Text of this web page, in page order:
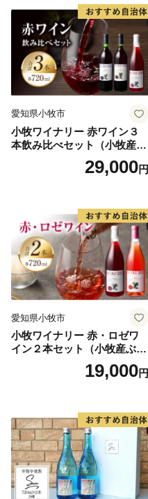
愛知県小牧市
小牧ワイナリー 赤ワイン３
本飲み比べセット（小牧産ぶ
どう100％使用）29,000円
愛知県小牧市
小牧ワイナリー 赤・ロゼワ
イン２本セット（小牧産ぶど
19,000円